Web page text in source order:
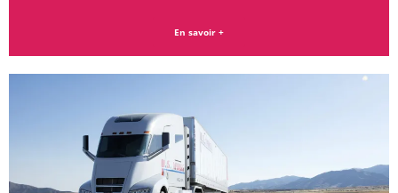
En savoir +